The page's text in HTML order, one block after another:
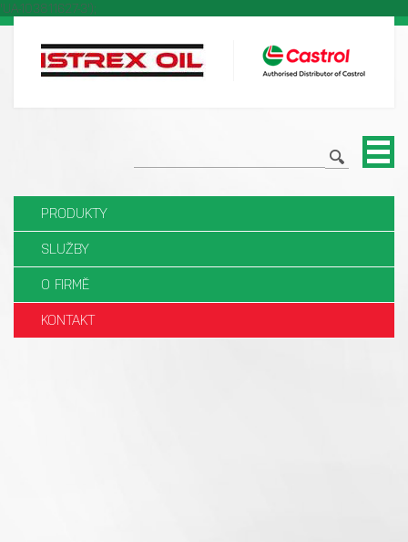
'UA-103811627-3');
PRODUKTY
SLUŽBY
O FIRMĚ
KONTAKT